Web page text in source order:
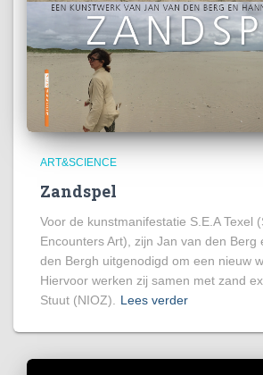
ART&SCIENCE
Zandspel
Voor de kunstmanifestatie S.E.A Texel
Encounters Art), zijn Jan van den Berg
den Bergh uitgenodigd om een nieuw
Hiervoor werken zij samen met zand
Stuut (NIOZ). Lees verder